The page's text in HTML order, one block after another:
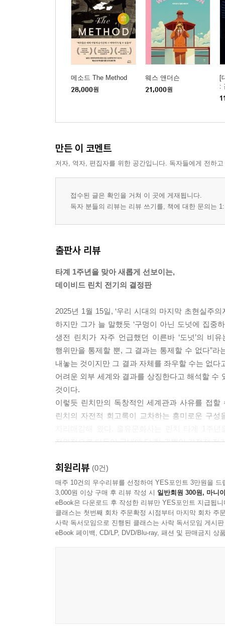
메소드 The Method
28,000원
웨스 앤더슨
21,000원
[
:
만든 이 코멘트
저자, 역자, 편집자를 위한 공간입니다. 독자들에게 전하
접수된 글은 확인을 거쳐 이 곳에 게재됩니다.
독자 분들의 리뷰는 리뷰 쓰기를, 책에 대한 문의는
출판사 리뷰
타계 1주년을 맞아 새롭게 선보이는,
데이비드 린치 전기의 결정판
2025년 1월 15일, ‘우리 시대의 마지막 초현실주
하지만 그가 늘 말했듯 ‘구멍이 아닌 도넛에 집중
생전 린치가 자주 언급했던 이른바 ‘도넛’의 비
행위만을 통제할 뿐, 그 결과는 통제할 수 없다”
내놓는 것이지만 그 결과 자체를 좌우할 수는 없다
어려운 외부 세계와 결과를 상징한다고 해석할 수
것이다.
이렇듯 린치만의 독창적인 세계관과 사유를 접
린치의 자전적 회고록이 교차하는 흥미로운 구
전면적으로 다듬어 국내에 단 한 권뿐인 결정적 전
나라에 판권이 팔린 본서는 린치 재단의 뜻에
회고록의 디자인 작업에 직접 참여해 표지 이미
앞표지에 쓰인 ‘꿈의 방’이라는 글씨 역시 린
뒤표지에는 말년의 모습을 배치함으로써 연대기
현실과 기억, 그리고 무의식이 교차하는 독창적 세
회원리뷰 (0건)
매주 10건의 우수리뷰를 선정하여 YES포인트 3만원을 드
3,000원 이상 구매 후 리뷰 작성 시 일반회원 300원, 마니
eBook은 다운로드 후 작성한 리뷰만 YES포인트 지급됩니
클래스는 첫번째 회차 주문확정 시점부터 마지막 회차 주
사락 독서모임으로 진행된 클래스는 사락 독서모임 게시
eBook 페이백, CD/LP, DVD/Blu-ray, 패션 및 판매금지 상